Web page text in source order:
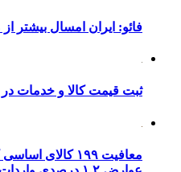
فائو: ایران امسال بیشتر از متوسط ۵ ساله
ثبت قیمت کالا و خدمات در سامانه
معافیت ۱۹۹